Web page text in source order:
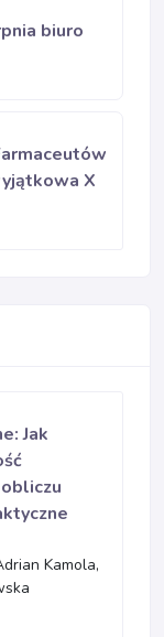
biuro
X
Jak
Kamola,